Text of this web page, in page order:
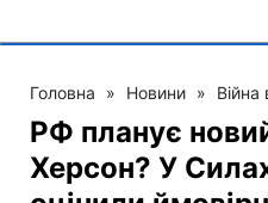
Головна » Новини » Війна
РФ планує
Херсон? У